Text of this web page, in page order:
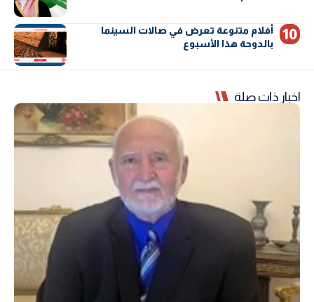
أفلام متنوعة تعرض في صالات السينما
بالدوحة هذا الأسبوع
اخبار ذات صلة